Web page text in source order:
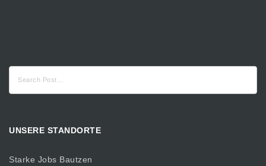
nach:
UNSERE STANDORTE
Starke Jobs Bautzen